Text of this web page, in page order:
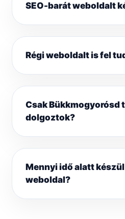
SEO-barát weboldalt
Régi weboldalt is fel
Csak Bükkmogyorósd
dolgoztok?
Mennyi idő alatt készül
weboldal?